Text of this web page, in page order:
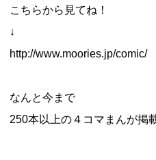
こちらから見てね！
↓
http://www.moories.jp/comic/
なんと今まで
250本以上の４コマまんが掲